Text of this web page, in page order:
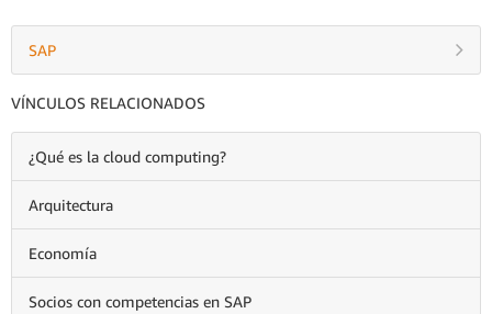
SAP
VÍNCULOS RELACIONADOS
¿Qué es la cloud computing?
Arquitectura
Economía
Socios con competencias en SAP